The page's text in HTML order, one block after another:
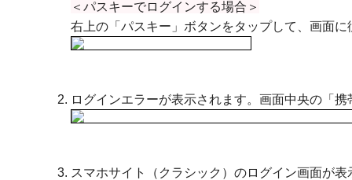
＜パスキーでログインする場合＞
右上の「パスキー」ボタンをタップして、画面に
ログインエラーが表示されます。画面中央の「
スマホサイト（クラシック）のログイン画面が